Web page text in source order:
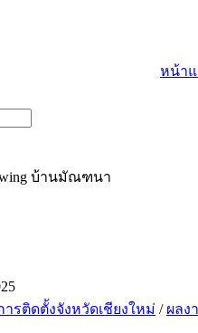
หน้า
ารติดตั้งจังหวัดเชียงใหม่ / ผลง